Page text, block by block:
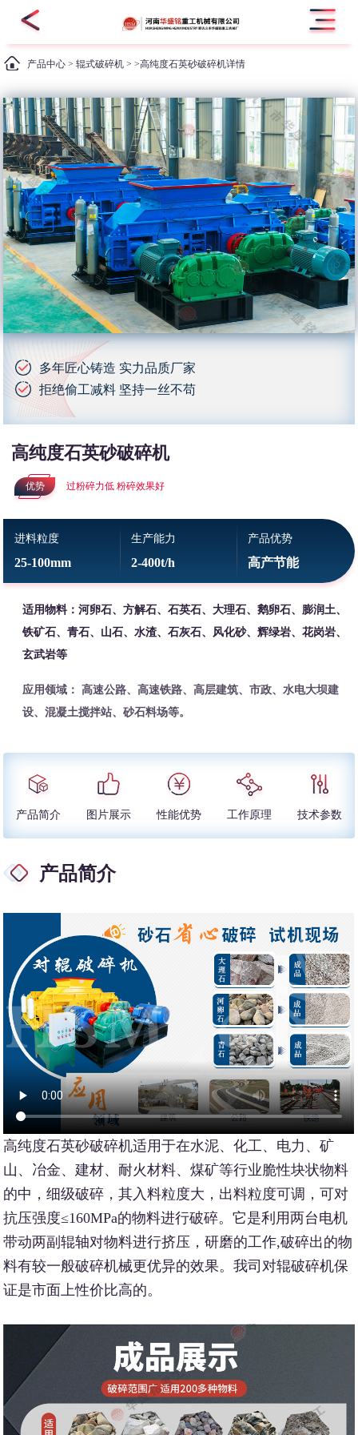
产品中心 >辊式破碎机 > >高纯度石英砂破碎机详情
多年匠心铸造 实力品质厂家
拒绝偷工减料 坚持一丝不苟
高纯度石英砂破碎机
优势 过粉碎力低 粉碎效果好
进料粒度
25-100mm
生产能力
2-400t/h
产品优势
高产节能
适用物料：河卵石、方解石、石英石、大理石、鹅卵石、膨润土、
铁矿石、青石、山石、水渣、石灰石、风化砂、辉绿岩、花岗岩、
玄武岩等
应用领域： 高速公路、高速铁路、高层建筑、市政、水电大坝建
设、混凝土搅拌站、砂石料场等。
产品简介 图片展示 性能优势 工作原理 技术参数
产品简介
高纯度石英砂破碎机适用于在水泥、化工、电力、矿
山、冶金、建材、耐火材料、煤矿等行业脆性块状物料
的中，细级破碎，其入料粒度大，出料粒度可调，可对
抗压强度≤160MPa的物料进行破碎。它是利用两台电机
带动两副辊轴对物料进行挤压，研磨的工作,破碎出的物
料有较一般破碎机械更优异的效果。我司对辊破碎机保
证是市面上性价比高的。